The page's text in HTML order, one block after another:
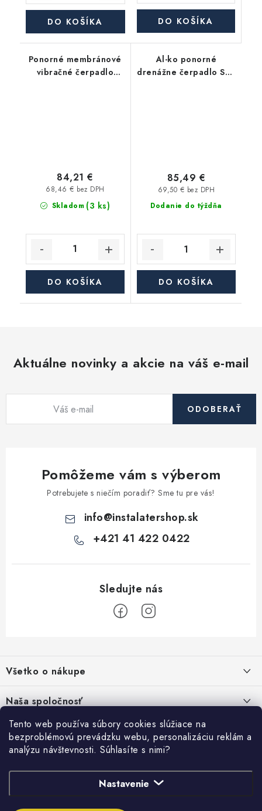
Tento web používa súbory cookies slúžiace na
bezproblémovú prevádzku webu, personalizáciu reklám a
analýzu návštevnosti. Súhlasíte s nimi?
Nastavenie
DO KOŠÍKA DO KOŠÍKA
Ponorné membránové
vibračné čerpadlo
Skladom (3 ks)
68,46 € bez DPH
84,21 €
DO KOŠÍKA
Al-ko ponorné
drenážne čerpadlo Sub
Dodanie do týždňa
69,50 € bez DPH
85,49 €
DO KOŠÍKA
Aktuálne novinky a akcie na váš e-mail
ODOBERAŤ
Pomôžeme vám s výberom
Potrebujete s niečím poradiť? Sme tu pre vás!
info@instalatershop.sk
+421 41 422 0422
p
ä
t
Všetko o nákupe
Kontakty
Obchodné podmienky
Podmienky ochrany osobných údajov
Naša spoločnosť
SHOWROOM - poradňa pre vaše projekty
PREDAJŇA - Raková
Stabilná spoločnosť od roku 2009
Prihlásenie
HĽADAŤ